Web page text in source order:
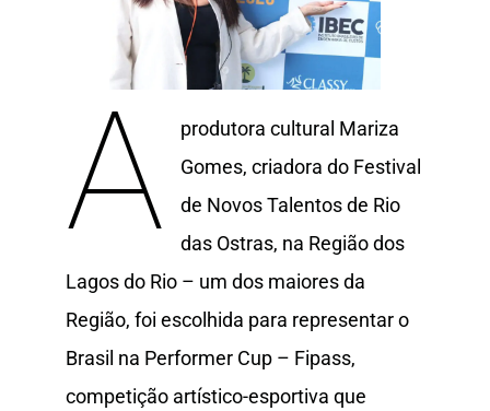
A
produtora cultural Mariza
Gomes, criadora do Festival
de Novos Talentos de Rio
das Ostras, na Região dos
Lagos do Rio – um dos maiores da
Região, foi escolhida para representar o
Brasil na Performer Cup – Fipass,
competição artístico-esportiva que